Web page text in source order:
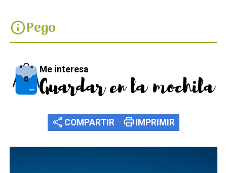
infoPego
Me interesa
Guardar en la mochila
share COMPARTIR printIMPRIMIR